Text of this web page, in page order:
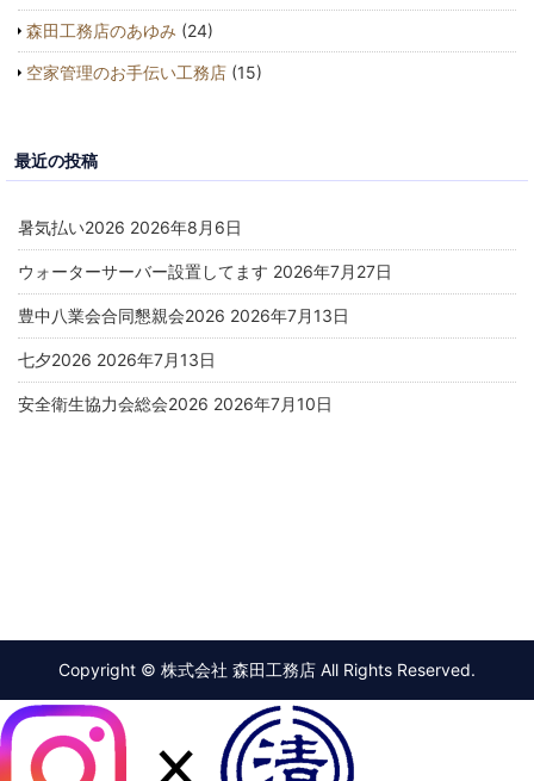
森田工務店のあゆみ (24)
空家管理のお手伝い工務店 (15)
最近の投稿
暑気払い2026 2026年8月6日
ウォーターサーバー設置してます 2026年7月27日
豊中八業会合同懇親会2026 2026年7月13日
七夕2026 2026年7月13日
安全衛生協力会総会2026 2026年7月10日
Copyright © 株式会社 森田工務店 All Rights Reserved.